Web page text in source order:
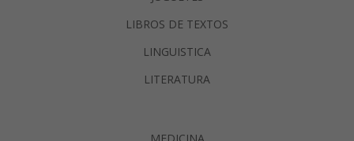
LIBROS DE TEXTOS
LINGUISTICA
LITERATURA
MEDICINA